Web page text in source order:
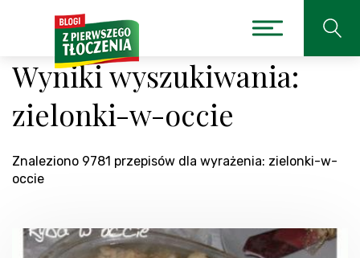
Wyniki wyszukiwania:
zielonki-w-occie
Znaleziono 9781 przepisów dla wyrażenia: zielonki-w-
occie